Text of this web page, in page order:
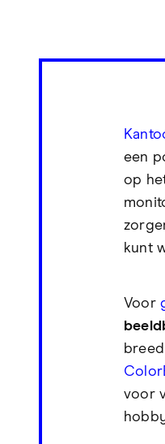
een
op
kunt
Voor
voor